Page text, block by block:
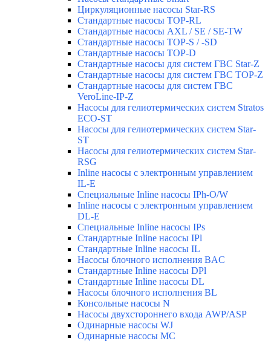
Циркуляционные насосы Star-RS
Стандартные насосы TOP-RL
Стандартные насосы AXL / SE / SE-TW
Стандартные насосы TOP-S / -SD
Стандартные насосы TOP-D
Стандартные насосы для систем ГВС Star-Z
Стандартные насосы для систем ГВС TOP-Z
Стандартные насосы для систем ГВС
VeroLine-IP-Z
Насосы для гелиотермических систем Stratos
ECO-ST
Насосы для гелиотермических систем Star-
ST
Насосы для гелиотермических систем Star-
RSG
Inline насосы с электронным управлением
IL-E
Специальные Inline насосы IPh-O/W
Inline насосы с электронным управлением
DL-E
Специальные Inline насосы IPs
Стандартные Inline насосы IPl
Стандартные Inline насосы IL
Насосы блочного исполнения BAC
Стандартные Inline насосы DPl
Стандартные Inline насосы DL
Насосы блочного исполнения BL
Консольные насосы N
Насосы двухстороннего входа AWP/ASP
Одинарные насосы WJ
Одинарные насосы MC